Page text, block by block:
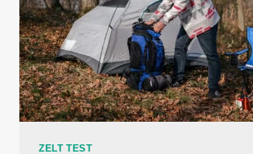
ZELT TEST